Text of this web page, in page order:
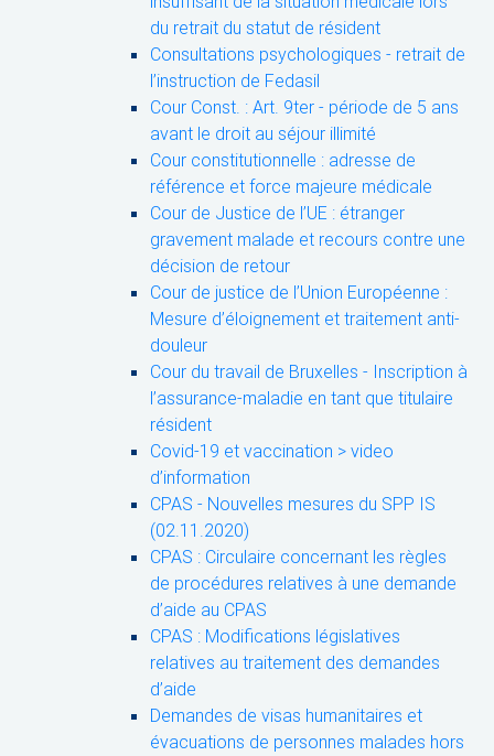
du retrait du statut de résident
Consultations psychologiques - retrait de
l’instruction de Fedasil
Cour Const. : Art. 9ter - période de 5 ans
avant le droit au séjour illimité
Cour constitutionnelle : adresse de
référence et force majeure médicale
Cour de Justice de l’UE : étranger
gravement malade et recours contre une
décision de retour
Cour de justice de l’Union Européenne :
Mesure d’éloignement et traitement anti-
douleur
Cour du travail de Bruxelles - Inscription à
l’assurance-maladie en tant que titulaire
résident
Covid-19 et vaccination > video
d’information
CPAS - Nouvelles mesures du SPP IS
(02.11.2020)
CPAS : Circulaire concernant les règles
de procédures relatives à une demande
d’aide au CPAS
CPAS : Modifications législatives
relatives au traitement des demandes
d’aide
Demandes de visas humanitaires et
évacuations de personnes malades hors